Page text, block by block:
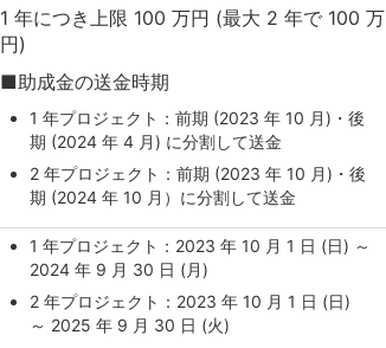
1 年につき上限 100 万円 (最大 2 年で 100 万
円)
■助成金の送金時期
1 年プロジェクト：前期 (2023 年 10 月)・後
期 (2024 年 4 月) に分割して送金
2 年プロジェクト：前期 (2023 年 10 月)・後
期 (2024 年 10 月）に分割して送金
1 年プロジェクト：2023 年 10 月 1 日 (日) ～
2024 年 9 月 30 日 (月)
2 年プロジェクト：2023 年 10 月 1 日 (日)
～ 2025 年 9 月 30 日 (火)